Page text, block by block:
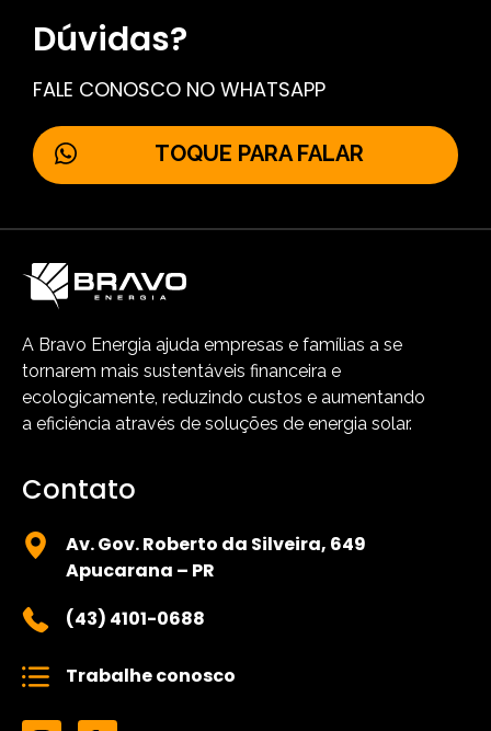
Dúvidas?
FALE CONOSCO NO WHATSAPP
TOQUE PARA FALAR
A Bravo Energia ajuda empresas e famílias a se
tornarem mais sustentáveis financeira e
ecologicamente, reduzindo custos e aumentando
a eficiência através de soluções de energia solar.
Contato
Av. Gov. Roberto da Silveira, 649
Apucarana – PR
(43) 4101-0688
Trabalhe conosco